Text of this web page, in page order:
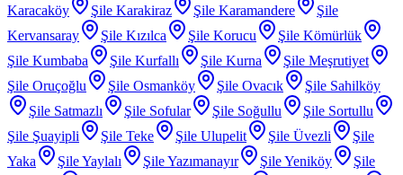
Karacaköy
Şile Karakiraz Şile Karamandere
Şile
Kervansaray
Şile Kızılca Şile Korucu
Şile Kömürlük
Şile Kumbaba
Şile Kurfallı Şile Kurna
Şile Meşrutiyet
Şile Oruçoğlu
Şile Osmanköy Şile Ovacık
Şile Sahilköy
Şile Satmazlı
Şile Sofular Şile Soğullu
Şile Sortullu
Şile Şuayipli
Şile Teke Şile Ulupelit Şile Üvezli
Şile
Yaka
Şile Yaylalı Şile Yazımanayır Şile Yeniköy
Şile